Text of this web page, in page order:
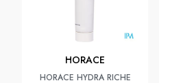
HORACE
HORACE HYDRA RICHE